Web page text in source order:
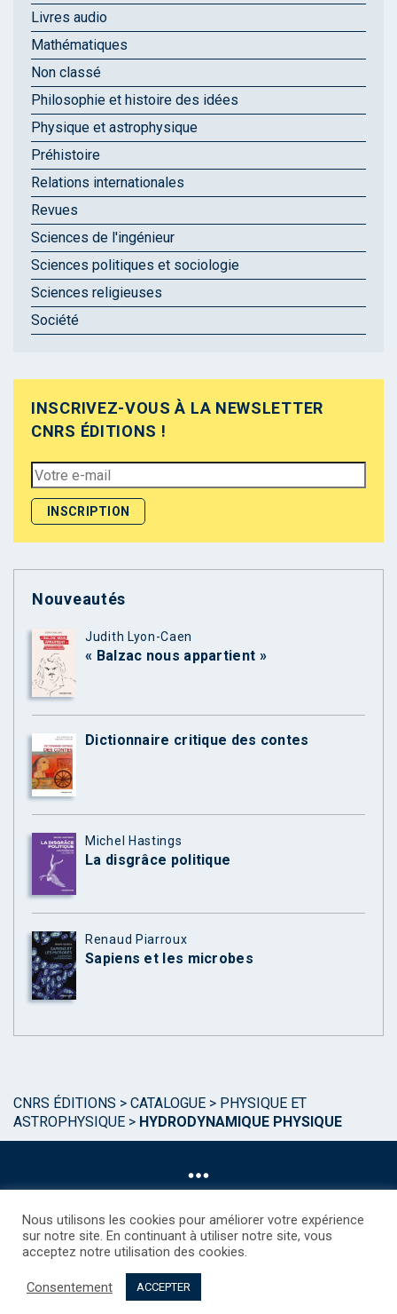
Livres audio
Mathématiques
Non classé
Philosophie et histoire des idées
Physique et astrophysique
Préhistoire
Relations internationales
Revues
Sciences de l'ingénieur
Sciences politiques et sociologie
Sciences religieuses
Société
INSCRIVEZ-VOUS À LA NEWSLETTER
CNRS ÉDITIONS !
Nouveautés
Judith Lyon-Caen
« Balzac nous appartient »
Dictionnaire critique des contes
Michel Hastings
La disgrâce politique
Renaud Piarroux
Sapiens et les microbes
CNRS ÉDITIONS > CATALOGUE > PHYSIQUE ET
ASTROPHYSIQUE > HYDRODYNAMIQUE PHYSIQUE
©CNRS EDITIONS 2025
Droits étrangers / Foreign rights
Nous utilisons les cookies pour améliorer votre expérience
sur notre site. En continuant à utiliser notre site, vous
acceptez notre utilisation des cookies.
Consentement ACCEPTER